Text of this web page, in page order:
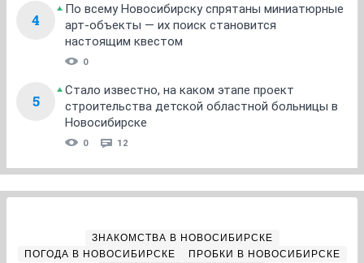
4
По всему Новосибирску спрятаны миниатюрные
арт-объекты — их поиск становится
настоящим квестом
0
5
Стало известно, на каком этапе проект
строительства детской областной больницы в
Новосибирске
0 12
ЗНАКОМСТВА В НОВОСИБИРСКЕ
ПОГОДА В НОВОСИБИРСКЕ
ПРОБКИ В НОВОСИБИРСКЕ